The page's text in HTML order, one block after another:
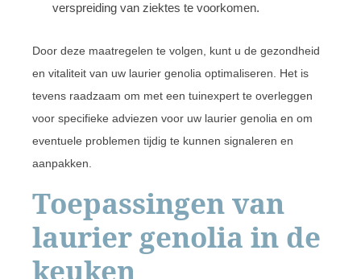
verspreiding van ziektes te voorkomen.
Door deze maatregelen te volgen, kunt u de gezondheid
en vitaliteit van uw laurier genolia optimaliseren. Het is
tevens raadzaam om met een tuinexpert te overleggen
voor specifieke adviezen voor uw laurier genolia en om
eventuele problemen tijdig te kunnen signaleren en
aanpakken.
Toepassingen van
laurier genolia in de
keuken